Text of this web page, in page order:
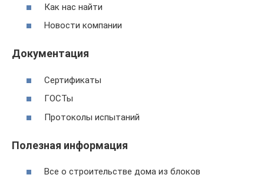
Как нас найти
Новости компании
Документация
Сертификаты
ГОСТы
Протоколы испытаний
Полезная информация
Все о строительстве дома из блоков